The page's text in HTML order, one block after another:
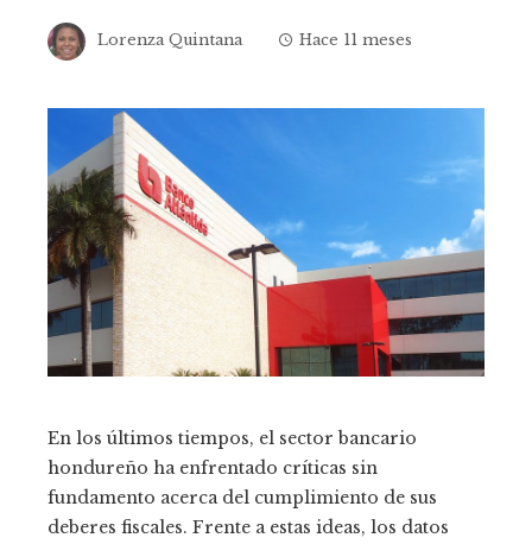
Lorenza Quintana Hace 11 meses
En los últimos tiempos, el sector bancario
hondureño ha enfrentado críticas sin
fundamento acerca del cumplimiento de sus
deberes fiscales. Frente a estas ideas, los datos